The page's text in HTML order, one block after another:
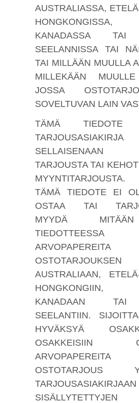
AUSTRALIASSA,
HONGKONGISSA,
KANADASSA TAI
SEELANNISSA TAI
TAI MILLÄÄN MUULLA
MILLEKÄÄN
JOSSA
SOVELTUVAN LAIN
TÄMÄ
SELLAISENAAN
TARJOUSTA TAI
MYYNTITARJOUSTA.
TÄMÄ TIEDOTE EI
OSTAA TAI
MYYDÄ
TIEDOTTEESSA
OSTOTARJOUKSEN
AUSTRALIAAN,
HONGKONGIIN,
KANADAAN TAI
SEELANTIIN.
HYVÄKSYÄ
OSAKKEISIIN
ARVOPAPEREITA
OSTOTARJOUS
TARJOUSASIAKIRJAAN